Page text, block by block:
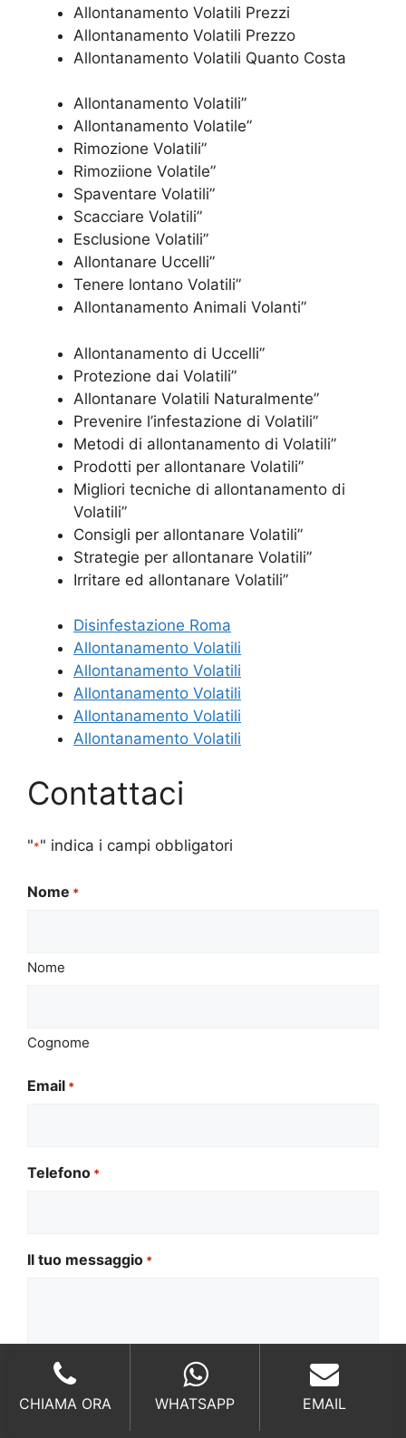
Allontanamento Volatili Prezzi
Allontanamento Volatili Prezzo
Allontanamento Volatili Quanto Costa
Allontanamento Volatili”
Allontanamento Volatile”
Rimozione Volatili”
Rimoziione Volatile”
Spaventare Volatili”
Scacciare Volatili”
Esclusione Volatili”
Allontanare Uccelli”
Tenere lontano Volatili”
Allontanamento Animali Volanti”
Allontanamento di Uccelli”
Protezione dai Volatili”
Allontanare Volatili Naturalmente”
Prevenire l’infestazione di Volatili”
Metodi di allontanamento di Volatili”
Prodotti per allontanare Volatili”
Migliori tecniche di allontanamento di
Volatili”
Consigli per allontanare Volatili”
Strategie per allontanare Volatili”
Irritare ed allontanare Volatili”
Disinfestazione Roma
Allontanamento Volatili
Allontanamento Volatili
Allontanamento Volatili
Allontanamento Volatili
Allontanamento Volatili
Contattaci
"*" indica i campi obbligatori
Nome *
Nome
Cognome
Email *
Telefono *
Il tuo messaggio *
Si
Si legga l'informativa sulla privacy
CHIAMA ORA WHATSAPP EMAIL